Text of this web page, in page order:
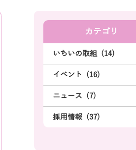
カテゴリ
いちいの取組 (14)
イベント (16)
ニュース (7)
採用情報 (37)